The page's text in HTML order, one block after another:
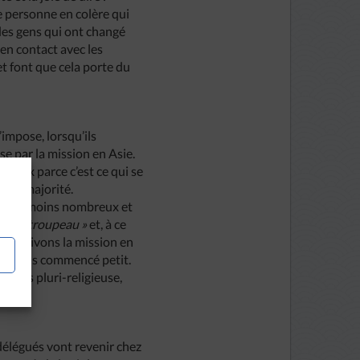
personne en colère qui
gens qui ont changé
contact avec les
font que cela porte du
lorsqu’ils
par la mission en Asie.
parce c’est ce qui se
la majorité.
moins nombreux et
petit troupeau » et, à ce
vivons la mission en
avons commencé petit.
plus pluri-religieuse,
vont revenir chez